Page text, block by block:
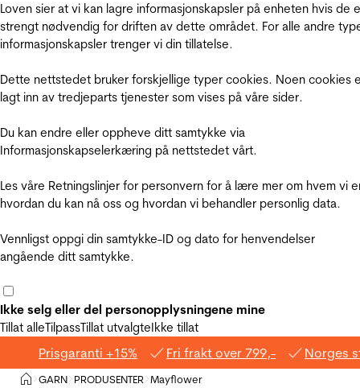
Loven sier at vi kan lagre informasjonskapsler på enheten hvis de
strengt nødvendig for driften av dette området. For alle andre
informasjonskapsler trenger vi din tillatelse.
Dette nettstedet bruker forskjellige typer cookies. Noen cookies
lagt inn av tredjeparts tjenester som vises på våre sider.
Du kan endre eller oppheve ditt samtykke via
Informasjonskapselerkæring på nettstedet vårt.
Les våre Retningslinjer for personvern for å lære mer om hvem vi
hvordan du kan nå oss og hvordan vi behandler personlig data.
Vennligst oppgi din samtykke-ID og dato for henvendelser
angående ditt samtykke.
Ikke selg eller del personopplysningene mine
Tillat alleTilpassTillat utvalgteIkke tillat
Prisgaranti +15% Fri frakt over 799,- Norges
Hjem
>GARN >PRODUSENTER >
Mayflower